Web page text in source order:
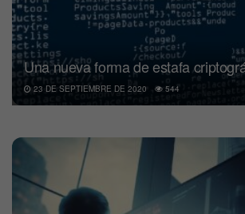
Una nueva forma de estafa
23 DE SEPTIEMBRE DE 2020 544